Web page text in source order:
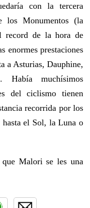
con la tercera
los Monumentos (la
record de la hora de
enormes prestaciones
a Asturias, Dauphine,
Había muchísimos
del ciclismo tienen
recorrida por los
el Sol, la Luna o
Malori se les una